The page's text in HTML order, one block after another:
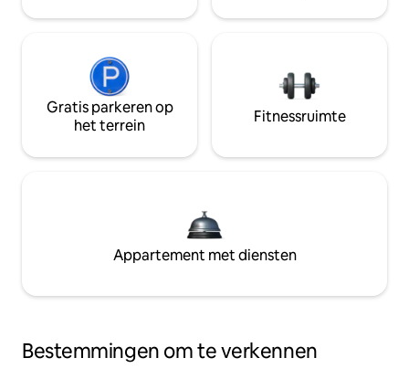
Gratis parkeren op
het terrein
Fitnessruimte
Appartement met diensten
Bestemmingen om te verkennen